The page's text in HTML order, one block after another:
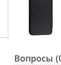
Вопросы